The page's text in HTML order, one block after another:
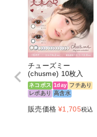
チューズミー
(chusme) 10枚入
ネコポス 1day フチあり
レポあり 高含水
販売価格 ¥1,705税込